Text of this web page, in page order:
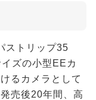
ストリップ35
ズの小型EEカ
るカメラとして
売後20年間、高